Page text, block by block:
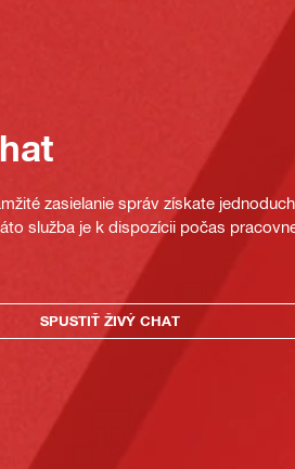
zasielanie správ získate
služba je k dispozícii počas
SPUSTIŤ ŽIVÝ CHAT